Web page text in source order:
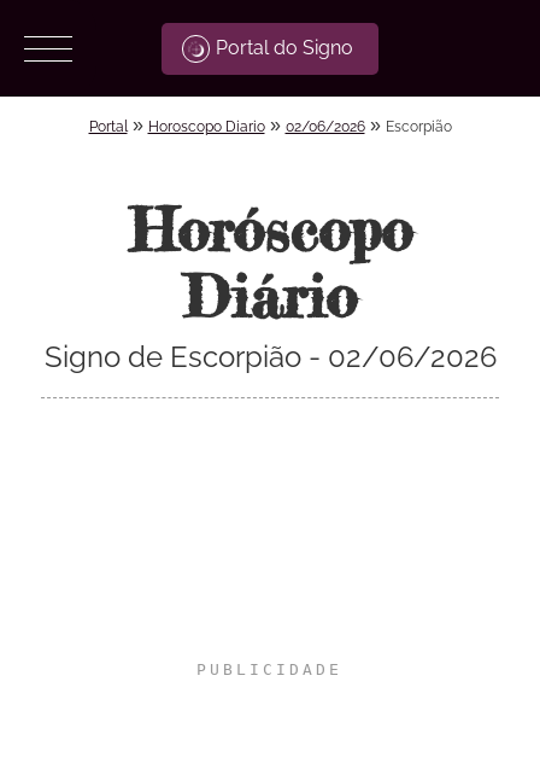
Portal do Signo
Portal » Horoscopo Diario» 02/06/2026» Escorpião
Horóscopo
Diário
Signo de Escorpião - 02/06/2026